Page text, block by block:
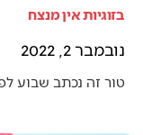
בזוגיות אין מנצח
נובמבר 2, 2022
טור זה נכתב שבוע